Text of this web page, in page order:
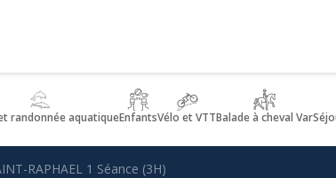
randonnée aquatiqueEnfantsVélo et VTTBalade à cheval Var
RAPHAEL 1 Séance (3H)